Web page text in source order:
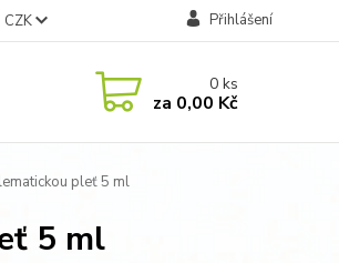
CZK Přihlášení
0ks
za 0,00 Kč
pleť 5 ml
5 ml